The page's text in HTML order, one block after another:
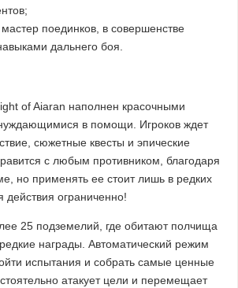
поединков, в совершенстве
дальнего боя.
of Aiaran наполнен красочными
в помощи. Игроков ждет
сюжетные квесты и эпические
с любым противником, благодаря
но применять ее стоит лишь в редких
действия ограниченно!
25 подземелий, где обитают полчища
награды. Автоматический режим
испытания и собрать самые ценные
атакует цели и перемещает